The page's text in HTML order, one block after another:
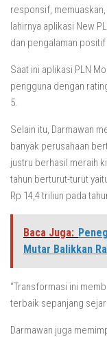
responsif,
lahirnya aplikasi New
dan pengalaman
Saat ini aplikasi PLN
pengguna dengan
5.
Selain itu, Darmawan
banyak perusahaan
justru berhasil meraih
tahun berturut-turut
Rp 14,4 triliun pada
Baca Juga:
Mutar Balikkan
“Transformasi ini
terbaik sepanjang
Darmawan juga